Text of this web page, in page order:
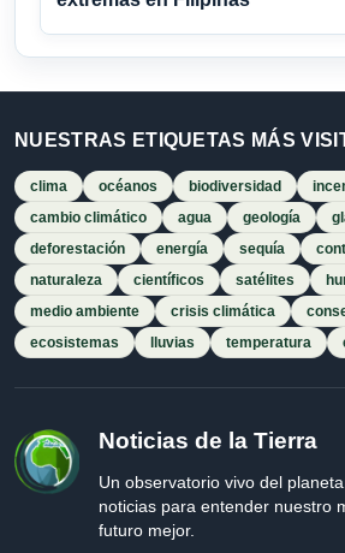
NUESTRAS ETIQUETAS MÁS
clima océanos biodiversidad
cambio climático
agua geología
deforestación
energía sequía
naturaleza
científicos satélites
medio ambiente
crisis climática
ecosistemas
lluvias temperatura
Noticias de la Tierra
Un observatorio vivo del
noticias para entender nuestro
futuro mejor.